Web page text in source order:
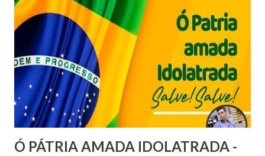
Ó PÁTRIA AMADA IDOLATRADA -